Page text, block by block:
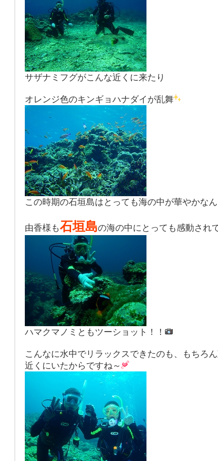
サザナミフグがこんな近くに来たり
オレンジ色のキンギョハナダイが乱舞
この時期の石垣島はとっても海の中が華やかな
由香様も石垣島の海の中にとっても感動され
ハマクマノミともツーショット！！
こんなに水中でリラックスできたのも、もちろ
近くにいたからですね～